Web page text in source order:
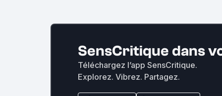
SensCritique dans
Téléchargez l’app SensCritique.
Explorez. Vibrez. Partagez.